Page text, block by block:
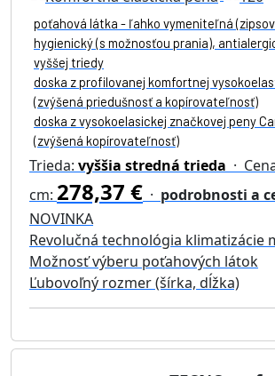
poťahová látka - ľahko vymeniteľná
hygienický (s možnosťou prania),
vyššej triedy
doska z profilovanej komfortnej
(zvýšená priedušnosť a kopírovateľnosť)
doska z vysokoelasickej značkovej peny
(zvýšená kopírovateľnosť)
Trieda: vyššia stredná trieda ·
cm: 278,37 € · podrobnosti a
NOVINKA
Revolučná technológia klimatizácie
Možnosť výberu poťahových látok
Ľubovoľný rozmer (šírka, dĺžka)